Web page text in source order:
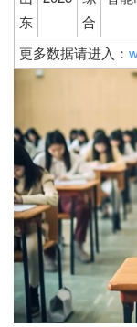
东
合
更多数据请进入：